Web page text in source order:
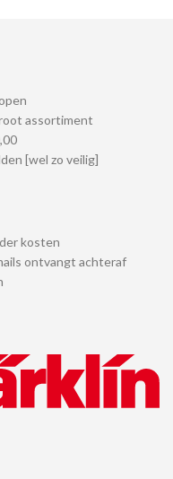
assortiment
[wel zo veilig]
kosten
ontvangt achteraf